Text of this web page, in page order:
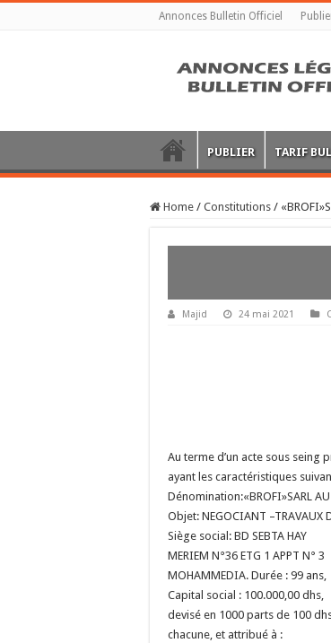
Annonces Bulletin Officiel
PUBLIER TARIF
Home / Constitutions /
Majid 24 mai 2021
Au terme d’un acte sous seing
ayant les caractéristiques
Dénomination:«BROFI»SARL AU
Objet: NEGOCIANT –TRAVAUX
Siège social: BD SEBTA HAY
MERIEM N°36 ETG 1 APPT N° 3
MOHAMMEDIA. Durée : 99 ans,
Capital social : 100.000,00 dhs,
devisé en 1000 parts de 100
chacune, et attribué à :